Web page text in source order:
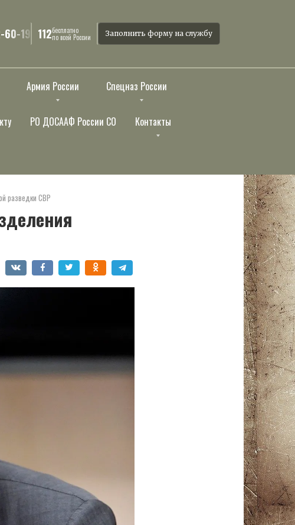
60-19 112бесплатно
по всей России Заполнить форму на службу
Армия России Спецназ России
РО ДОСААФ России СО Контакты
разведки СВР